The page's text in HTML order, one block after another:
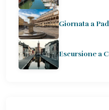
Giornata a
Escursione a